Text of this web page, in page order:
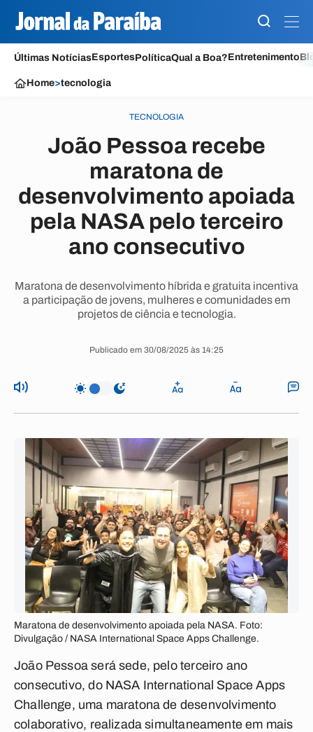
Últimas NotíciasEsportesPolíticaQual a Boa?Entretenimento
Home>tecnologia
TECNOLOGIA
João Pessoa recebe
maratona de
desenvolvimento apoiada
pela NASA pelo terceiro
ano consecutivo
Maratona de desenvolvimento híbrida e gratuita incentiva
a participação de jovens, mulheres e comunidades em
projetos de ciência e tecnologia.
Publicado em 30/08/2025 às 14:25
Maratona de desenvolvimento apoiada pela NASA. Foto:
Divulgação / NASA International Space Apps Challenge.
João Pessoa será sede, pelo terceiro ano
consecutivo, do NASA International Space Apps
Challenge, uma maratona de desenvolvimento
colaborativo, realizada simultaneamente em mais